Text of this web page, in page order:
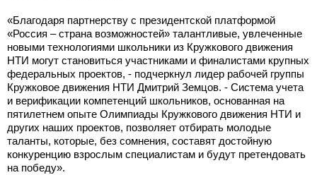
«Благодаря партнерству с президентской платформой
«Россия – страна возможностей» талантливые, увлеченные
новыми технологиями школьники из Кружкового движения
НТИ могут становиться участниками и финалистами крупных
федеральных проектов, - подчеркнул лидер рабочей группы
Кружковое движения НТИ Дмитрий Земцов. - Система учета
и верификации компетенций школьников, основанная на
пятилетнем опыте Олимпиады Кружкового движения НТИ и
других наших проектов, позволяет отбирать молодые
таланты, которые, без сомнения, составят достойную
конкуренцию взрослым специалистам и будут претендовать
на победу».